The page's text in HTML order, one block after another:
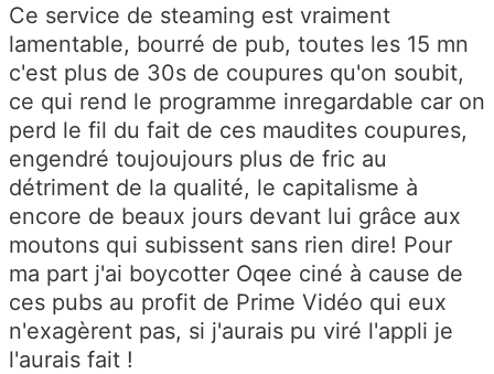
Ce service de steaming est vraiment
lamentable, bourré de pub, toutes les 15 mn
c'est plus de 30s de coupures qu'on soubit,
ce qui rend le programme inregardable car on
perd le fil du fait de ces maudites coupures,
engendré toujoujours plus de fric au
détriment de la qualité, le capitalisme à
encore de beaux jours devant lui grâce aux
moutons qui subissent sans rien dire! Pour
ma part j'ai boycotter Oqee ciné à cause de
ces pubs au profit de Prime Vidéo qui eux
n'exagèrent pas, si j'aurais pu viré l'appli je
l'aurais fait !